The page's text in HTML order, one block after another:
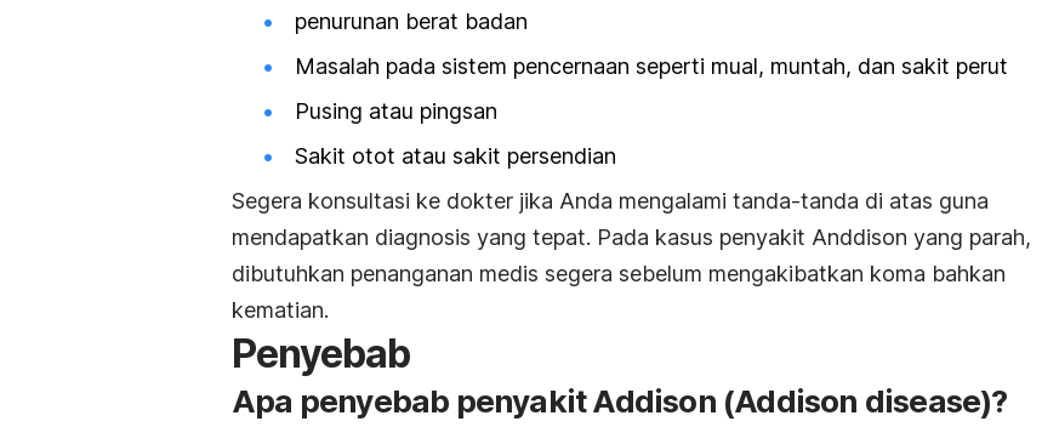
penurunan berat badan
Masalah pada sistem pencernaan seperti mual, muntah, dan sakit perut
Pusing atau pingsan
Sakit otot atau sakit persendian
Segera konsultasi ke dokter jika Anda mengalami tanda-tanda di atas guna
mendapatkan diagnosis yang tepat. Pada kasus penyakit Anddison yang parah,
dibutuhkan penanganan medis segera sebelum mengakibatkan koma bahkan
kematian.
Penyebab
Apa penyebab penyakit Addison (Addison disease)?